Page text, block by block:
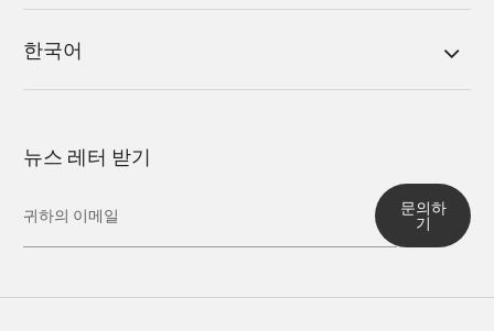
한국어
뉴스 레터 받기
문의하
기